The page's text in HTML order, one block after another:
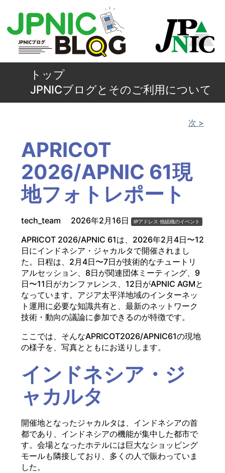
トップ
JPNICブログとそのご利用について
次 >
APRICOT
2026/APNIC 61現
地フォトレポート
tech_team 2026年2月16日 IPアドレス 他組織のイベント
APRICOT 2026/APNIC 61は、2026年2月4日〜12
日にインドネシア・ジャカルタで開催されまし
た。日程は、2月4日〜7日が技術的なチュートリ
アルセッション、8日が関連団体ミーティング、9
日〜11日がカンファレンス、12日がAPNIC AGMと
なっています。アジア太平洋地域のインターネッ
ト運用に必要な知識共有と、最新のネットワーク
技術・動向の議論に参加できるのが特徴です。
ここでは、そんなAPRICOT2026/APNIC61の現地
の様子を、写真とともにお送りします。
インドネシア・ジ
ャカルタ
開催地となったジャカルタは、インドネシアの首
都であり、インドネシアの機能が集中した都市で
す。会場となったホテルには巨大なショッピング
モールも隣接しており、多くの人で賑わっていま
した。